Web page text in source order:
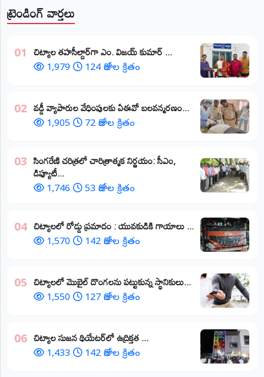
ట్రెండింగ్ వార్తలు
01 ​చిట్యాల తహసీల్దార్‌గా ఎం. విజయ్ కుమార్ ...
1,979 124 రోజుల క్రితం
02 వడ్డీ వ్యాపారుల వేధింపులకు ఏఈవో బలవన్మరణం...
1,905 72 రోజుల క్రితం
03 ​సింగరేణి చరిత్రలో చారిత్రాత్మక నిర్ణయం: సీఎం,
డిప్యూటీ...
1,746 53 రోజుల క్రితం
04 చిట్యాలలో రోడ్డు ప్రమాదం : యువకుడికి గాయాలు ​...
1,570 142 రోజుల క్రితం
05 చిట్యాలలో మొబైల్ దొంగలను పట్టుకున్న స్థానికులు...
1,550 127 రోజుల క్రితం
06 చిట్యాల సుజన థియేటర్‌లో ఉద్రిక్తత ...
1,433 142 రోజుల క్రితం